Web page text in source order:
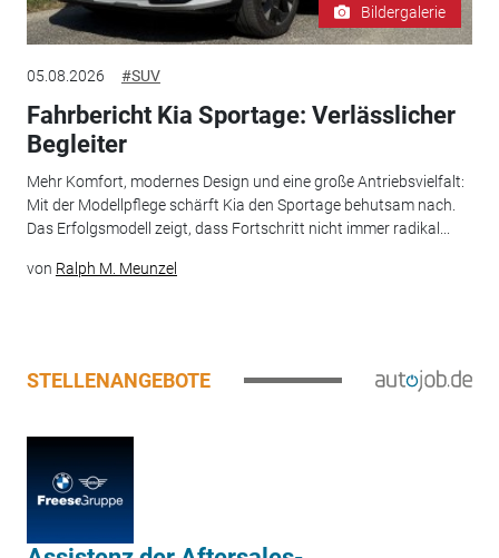
Bildergalerie
05.08.2026 #SUV
Fahrbericht Kia Sportage: Verlässlicher
Begleiter
Mehr Komfort, modernes Design und eine große Antriebsvielfalt:
Mit der Modellpflege schärft Kia den Sportage behutsam nach.
Das Erfolgsmodell zeigt, dass Fortschritt nicht immer radikal...
von Ralph M. Meunzel
STELLENANGEBOTE